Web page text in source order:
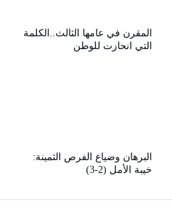
المقرن في عامها الثالث..الكلمة
التي انحازت للوطن
البرهان وضياع الفرص الثمينة:
خيبة الأمل (2-3)